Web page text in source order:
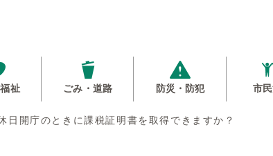
祉 ごみ・道路 防災・防犯 市
日開庁のときに課税証明書を取得できますか？